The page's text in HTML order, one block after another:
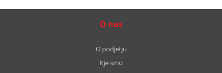
O nas
O podjetju
Kje smo